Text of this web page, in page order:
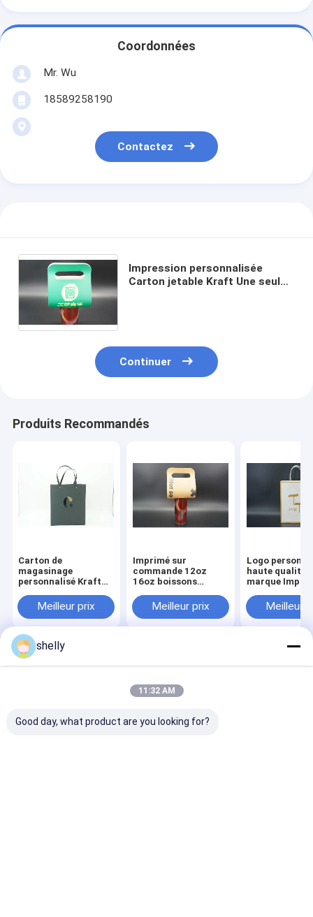
Coordonnées
Mr. Wu
18589258190
Contactez
Impression personnalisée
Carton jetable Kraft Une seule
Continuer
Produits Recommandés
Carton de
magasinage
personnalisé Kraft
logo pour
anniversaire
Meilleur prix
Imprimé sur
commande 12oz
16oz boissons
Meilleur prix
Logo
haute qualité
marque
magasinage
papier kraft
papier doux
Meilleur
nous
nous
Site
Plan du site
Privacy Policy
Reserved.
shelly
11:32 AM
Good day, what product are you looking for?